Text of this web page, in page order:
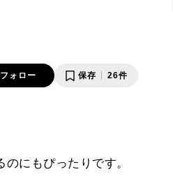
フォロー 保存 26件
にもぴったりです。